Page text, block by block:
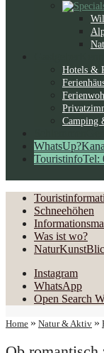
Hotels &
Camping
WhatsUp?
TouristinfoTel:
Schneehöhen
Was ist wo?
Instagram
WhatsApp
Open Search
Home » Natur & Aktiv »